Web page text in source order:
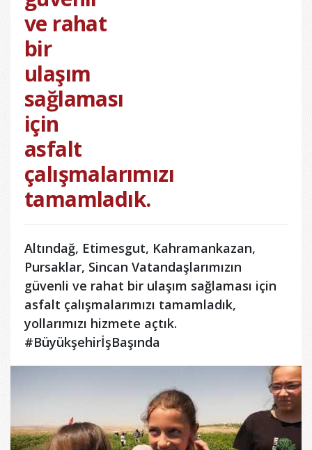
ve rahat
bir
ulaşım
sağlaması
için
asfalt
çalışmalarımızı
tamamladık.
Altındağ, Etimesgut, Kahramankazan,
Pursaklar, Sincan Vatandaşlarımızın
güvenli ve rahat bir ulaşım sağlaması için
asfalt çalışmalarımızı tamamladık,
yollarımızı hizmete açtık.
#BüyükşehirİşBaşında